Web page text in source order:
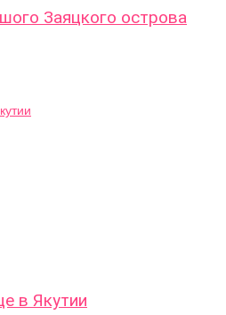
Заяцкого острова
в Якутии